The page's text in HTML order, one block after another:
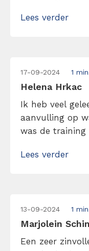
Ook de locatie
Lees verder
17-09-2024 1
Helena Hrkac
Ik heb veel
aanvulling op
was de training
Lees verder
13-09-2024 1
Marjolein
Een zeer